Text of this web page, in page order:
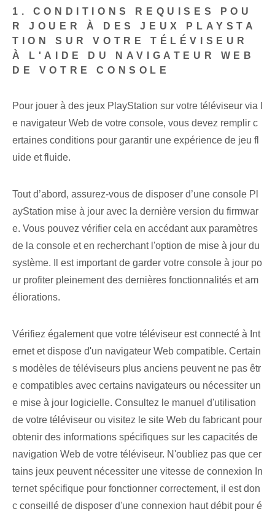
1. CONDITIONS REQUISES POU
R JOUER À DES JEUX PLAYSTA
TION SUR VOTRE TÉLÉVISEUR
À L'AIDE DU NAVIGATEUR WEB
DE VOTRE CONSOLE
Pour jouer à des jeux PlayStation sur votre téléviseur via l
e navigateur Web de votre console, vous devez remplir c
ertaines conditions pour garantir une expérience de jeu fl
uide et fluide.
Tout d’abord, assurez-vous de disposer d’une console Pl
ayStation mise à jour avec la dernière version du firmwar
e. Vous pouvez vérifier cela en accédant aux paramètres
de la console et en recherchant l'option de mise à jour du
système. Il est important de garder votre console à jour po
ur profiter pleinement des dernières fonctionnalités et am
éliorations.
Vérifiez également que votre téléviseur est connecté à Int
ernet et dispose d'un navigateur Web compatible. Certain
s modèles de téléviseurs plus anciens peuvent ne pas êtr
e compatibles avec certains navigateurs ou nécessiter un
e mise à jour logicielle. Consultez le manuel d'utilisation
de votre téléviseur ou visitez le site Web du fabricant pour
obtenir des informations spécifiques sur les capacités de
navigation Web de votre téléviseur. N'oubliez pas que cer
tains jeux peuvent nécessiter une vitesse de connexion In
ternet spécifique pour fonctionner correctement, il est don
c conseillé de disposer d'une connexion haut débit pour é